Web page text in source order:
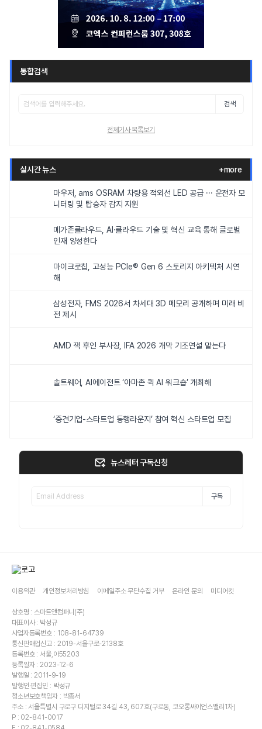
통합검색
검색
전체기사 목록보기
실시간 뉴스 +more
마우저, ams OSRAM 차량용 적외선 LED 공급 ··· 운전자 모
니터링 및 탑승자 감지 지원
메가존클라우드, AI·클라우드 기술 및 혁신 교육 통해 글로벌
인재 양성한다
마이크로칩, 고성능 PCIe® Gen 6 스토리지 아키텍처 시연
해
삼성전자, FMS 2026서 차세대 3D 메모리 공개하며 미래 비
전 제시
AMD 잭 후인 부사장, IFA 2026 개막 기조연설 맡는다
솔트웨어, AI에이전트 ‘아마존 퀵 AI 워크숍’ 개최해
‘중견기업-스타트업 동행라운지’ 참여 혁신 스타트업 모집
뉴스레터 구독신청
구독
이용약관 개인정보처리방침 이메일주소 무단수집 거부 온라인 문의 미디어킷
상호명 : 스마트앤컴퍼니(주)
대표이사 : 박성규
사업자등록번호 : 108-81-64739
통신판매업신고 : 2019-서울구로-2138호
등록번호 : 서울,아55203
등록일자 : 2023-12-6
발행일 : 2011-9-19
발행인·편집인 : 박성규
청소년보호책임자 : 박종서
주소 : 서울특별시 구로구 디지털로 34길 43, 607호(구로동, 코오롱싸이언스밸리1차)
P : 02-841-0017